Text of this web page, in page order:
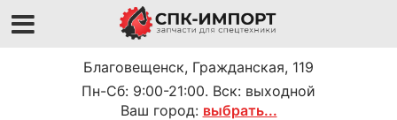
Благовещенск, Гражданская, 119
Пн-Сб: 9:00-21:00. Вск: выходной
Ваш город: выбрать...